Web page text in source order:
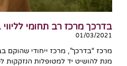
בדרכך מרכז רב תחומי לליווי
01/03/2021
מרכז “בדרכך”, מרכז ייחודי
מנת להושיט יד למטופלות הנזקקות